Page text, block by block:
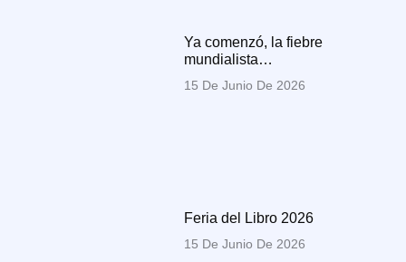
Ya comenzó, la fiebre
mundialista…
15 De Junio De 2026
Feria del Libro 2026
15 De Junio De 2026